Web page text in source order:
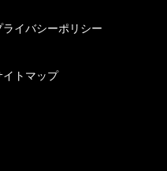
ライバシーポリシー
イトマップ